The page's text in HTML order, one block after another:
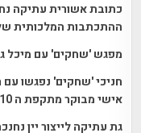
כתובת אשורית עתיקה
ההתכתבות המלכותית
מפגש 'שחקים' עם מיכל
חניכי 'שחקים' נפגשו עם
אישי מבוקר מתקפת ה 7/10
גת עתיקה לייצור יין